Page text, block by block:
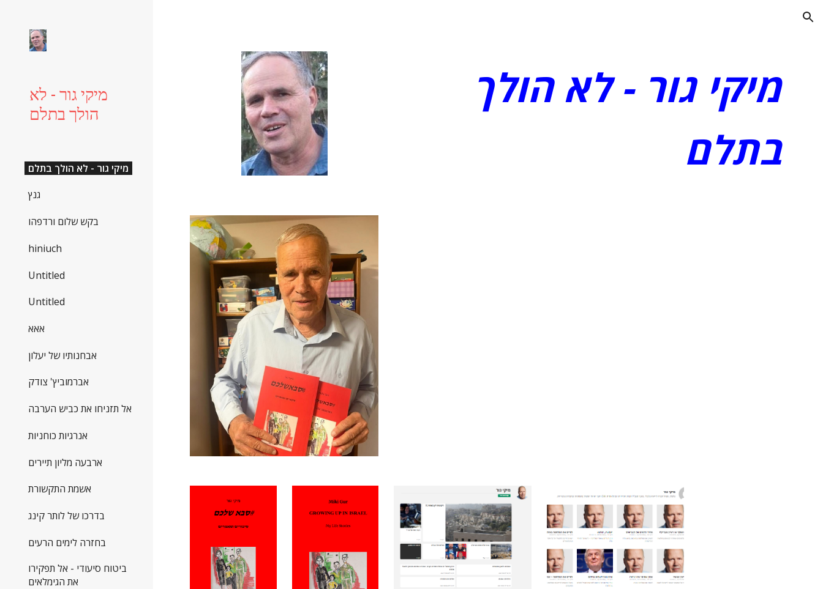
מיקי גור - לא
הולך בתלם
מיקי גור - לא הולך בתלם
גנץ
בקש שלום ורדפהו
hiniuch
Untitled
Untitled
אאא
אבחנותיו של יעלון
אברמוביץ' צודק
אל תזניחו את כביש הערבה
אנרגיות כוחניות
ארבעה מליון תיירים
אשמת התקשורת
בדרכו של לותר קינג
בחזרה לימים הרעים
ביטוח סיעודי - אל תפקירו
את הגימלאים
מיקי גור - לא הולך
בתלם